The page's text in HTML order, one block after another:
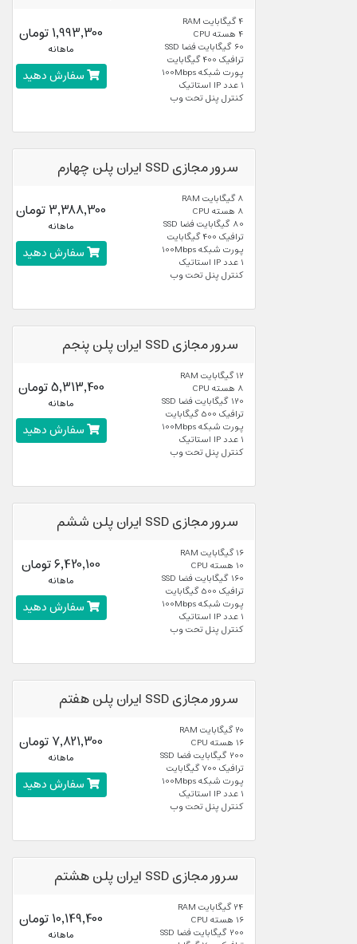
4 گیگابایت RAM
4 هسته CPU
60 گیگابایت فضا SSD
ترافیک 400 گیگابایت
پورت شبکه 100Mbps
1 عدد IP استاتیک
کنترل پنل تحت وب
1,993,300 تومان
ماهانه
سفارش دهید
سرور مجازی SSD ایران پلن چهارم
8 گیگابایت RAM
8 هسته CPU
80 گیگابایت فضا SSD
ترافیک 400 گیگابایت
پورت شبکه 100Mbps
1 عدد IP استاتیک
کنترل پنل تحت وب
3,388,300 تومان
ماهانه
سفارش دهید
سرور مجازی SSD ایران پلن پنجم
12 گیگابایت RAM
8 هسته CPU
120 گیگابایت فضا SSD
ترافیک 500 گیگابایت
پورت شبکه 100Mbps
1 عدد IP استاتیک
کنترل پنل تحت وب
5,313,400 تومان
ماهانه
سفارش دهید
سرور مجازی SSD ایران پلن ششم
16 گیگابایت RAM
10 هسته CPU
160 گیگابایت فضا SSD
ترافیک 500 گیگابایت
پورت شبکه 100Mbps
1 عدد IP استاتیک
کنترل پنل تحت وب
6,420,100 تومان
ماهانه
سفارش دهید
سرور مجازی SSD ایران پلن هفتم
20 گیگابایت RAM
16 هسته CPU
200 گیگابایت فضا SSD
ترافیک 700 گیگابایت
پورت شبکه 100Mbps
1 عدد IP استاتیک
کنترل پنل تحت وب
7,821,300 تومان
ماهانه
سفارش دهید
سرور مجازی SSD ایران پلن هشتم
24 گیگابایت RAM
16 هسته CPU
200 گیگابایت فضا SSD
10,149,400 تومان
ماهانه